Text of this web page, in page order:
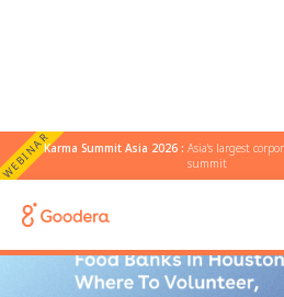
WEBINARKarma Summit Asia 2026 :Asia's largest
summit
← Tous les blogs
don et soutenir votre communauté